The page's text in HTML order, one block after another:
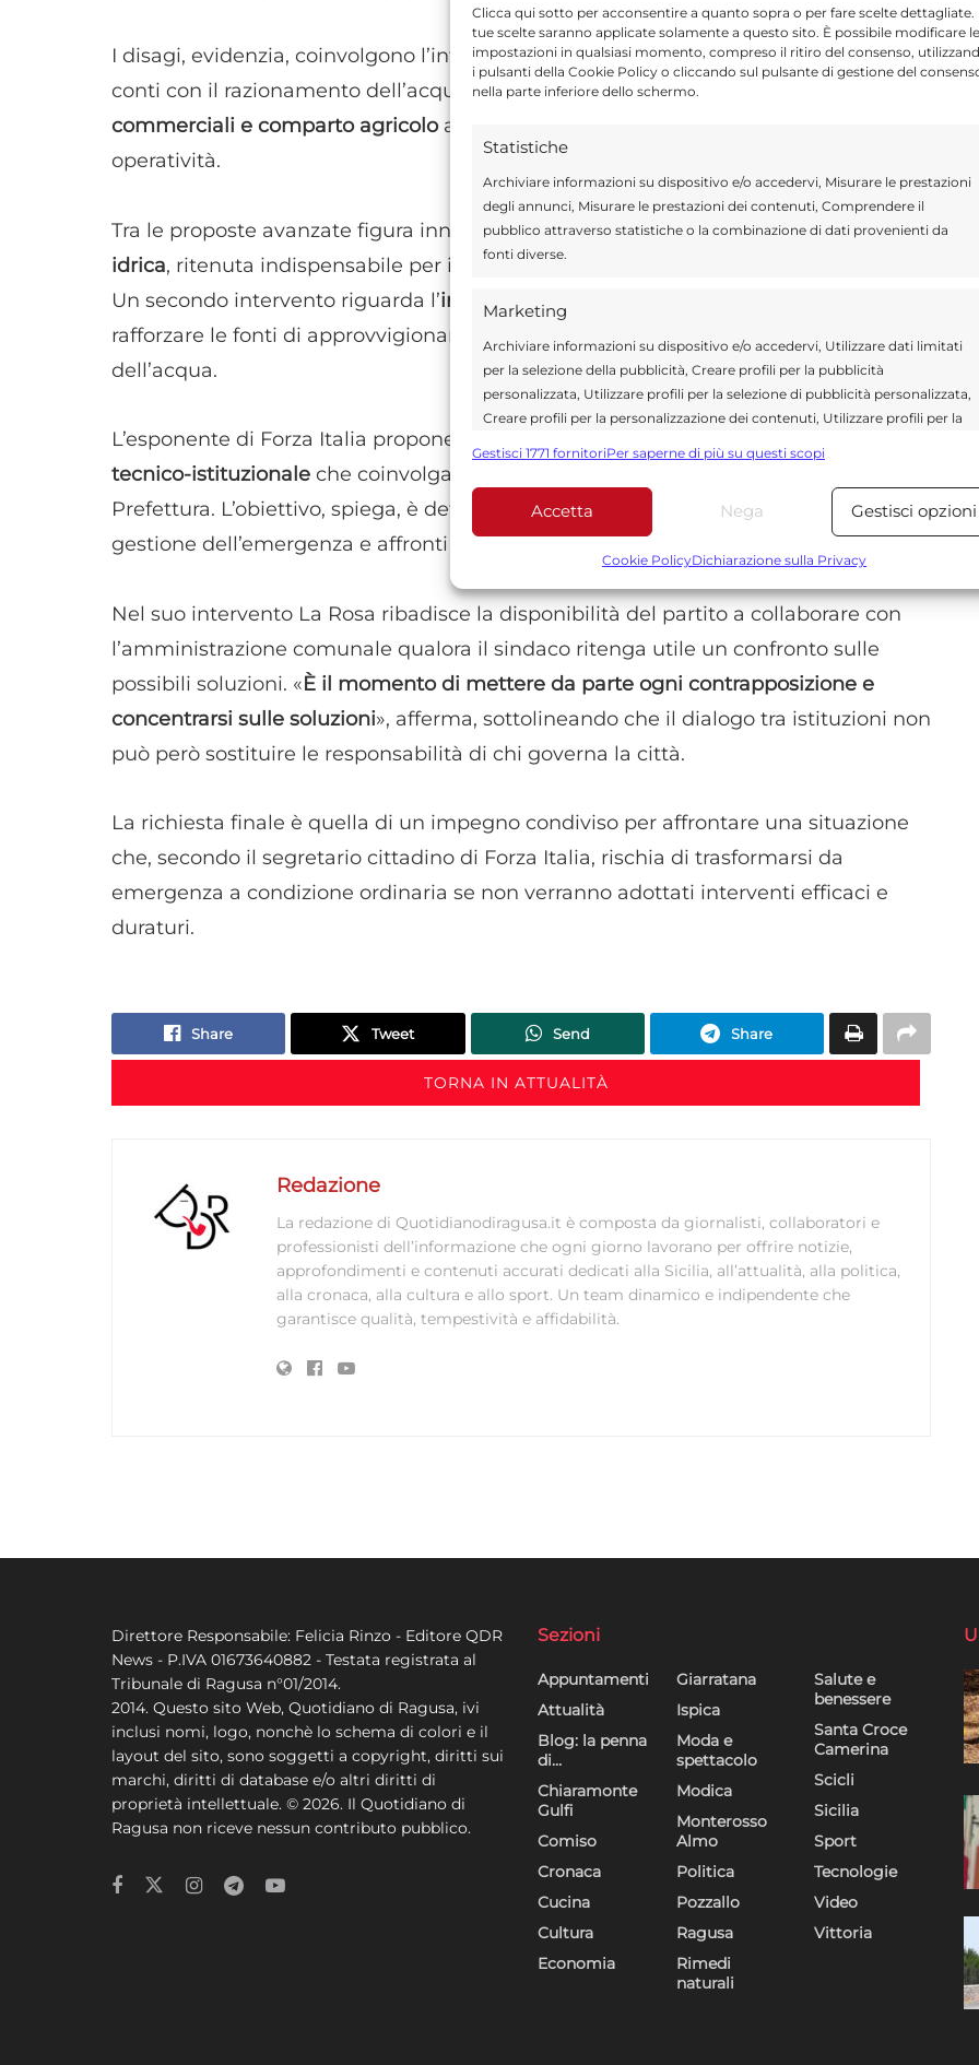
Clicca qui sotto per acconsentire a quanto sopra o per fare scelte dettagliate.
tue scelte saranno applicate solamente a questo sito. È possibile modificare le
impostazioni in qualsiasi momento, compreso il ritiro del consenso,
i pulsanti della Cookie Policy o cliccando sul pulsante di gestione del
nella parte inferiore dello schermo.
Statistiche
Archiviare informazioni su dispositivo e/o accedervi, Misurare le prestazioni
degli annunci, Misurare le prestazioni dei contenuti, Comprendere il
pubblico attraverso statistiche o la combinazione di dati provenienti da
fonti diverse.
Marketing
Archiviare informazioni su dispositivo e/o accedervi, Utilizzare dati limitati
per la selezione della pubblicità, Creare profili per la pubblicità
personalizzata, Utilizzare profili per la selezione di pubblicità personalizzata,
Creare profili per la personalizzazione dei contenuti, Utilizzare profili per la
Utilizzare dati limitati per la selezione dei contenuti.
Funzionalità Sempre
Abbinare e combinare dati provenienti da altre fonti di dati,
alle informazioni trasmesse automaticamente.
Utilizzare dati di geolocalizzazione precisi, Riconoscere i
dispositivi in base a informazioni richieste attivamente.
Garantire la sicurezza, prevenire e rilevare frodi,
correggere errori, Erogare e presentare
scelte sulla privacy.
Gestisci 1771 fornitoriPer saperne di più su questi scopi
Accetta Nega Gestisci opzioni
Cookie PolicyDichiarazione sulla Privacy
I disagi, evidenzia, coinvolgono l’intero territorio.Le famigliesono costrette a fare i
conti con il razionamento dell’acqua o con il ricorso alle autobotti, mentre
commerciali e comparto agricoloaffrontano difficoltà che incidono sulla normale
operatività.
Tra le proposte avanzate figura innanzitutto unamappatura delle perdite della rete
idrica, ritenuta indispensabile per individuare le dispersioni e limitare gli sprechi.
Un secondo intervento riguarda l’individuazione di nuovi pozzi
rafforzare le fonti di approvvigionamento e rendere più stabile l’erogazione
dell’acqua.
L’esponente di Forza Italia propone anche la convocazione urgente di un
tecnico-istituzionale che coinvolga Comune, Regione Siciliana, Siciliacque e
Prefettura. L’obiettivo, spiega, è definire una strategia condivisa che superi la sola
gestione dell’emergenza e affronti in modo strutturale le criticità del servizio idrico.
Nel suo intervento La Rosa ribadisce la disponibilità del partito a collaborare con
l’amministrazione comunale qualora il sindaco ritenga utile un confronto sulle
possibili soluzioni. «È il momento di mettere da parte ogni contrapposizione e
concentrarsi sulle soluzioni», afferma, sottolineando che il dialogo tra istituzioni non
può però sostituire le responsabilità di chi governa la città.
La richiesta finale è quella di un impegno condiviso per affrontare una situazione
che, secondo il segretario cittadino di Forza Italia, rischia di trasformarsi da
emergenza a condizione ordinaria se non verranno adottati interventi efficaci e
duraturi.
Share Tweet Send Share
TORNA IN ATTUALITÀ
Redazione
La redazione di Quotidianodiragusa.it è composta da giornalisti, collaboratori e
professionisti dell’informazione che ogni giorno lavorano per offrire notizie,
approfondimenti e contenuti accurati dedicati alla Sicilia, all’attualità, alla politica,
alla cronaca, alla cultura e allo sport. Un team dinamico e indipendente che
garantisce qualità, tempestività e affidabilità.
Direttore Responsabile: Felicia Rinzo - Editore QDR
News - P.IVA 01673640882 - Testata registrata al
Tribunale di Ragusa n°01/2014.
2014. Questo sito Web, Quotidiano di Ragusa, ivi
inclusi nomi, logo, nonchè lo schema di colori e il
layout del sito, sono soggetti a copyright, diritti sui
marchi, diritti di database e/o altri diritti di
proprietà intellettuale. © 2026. Il Quotidiano di
Ragusa non riceve nessun contributo pubblico.
Sezioni
Appuntamenti
Attualità
Blog: la penna
di…
Chiaramonte
Gulfi
Comiso
Cronaca
Cucina
Cultura
Economia
Giarratana
Ispica
Moda e
spettacolo
Modica
Monterosso
Almo
Politica
Pozzallo
Ragusa
Rimedi
naturali
Salute e
benessere
Santa Croce
Camerina
Scicli
Sicilia
Sport
Tecnologie
Video
Vittoria